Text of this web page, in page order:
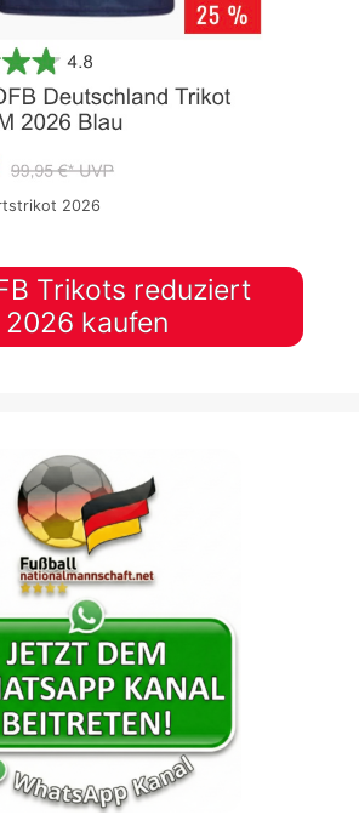
2026
Trikots reduziert
2026 kaufen